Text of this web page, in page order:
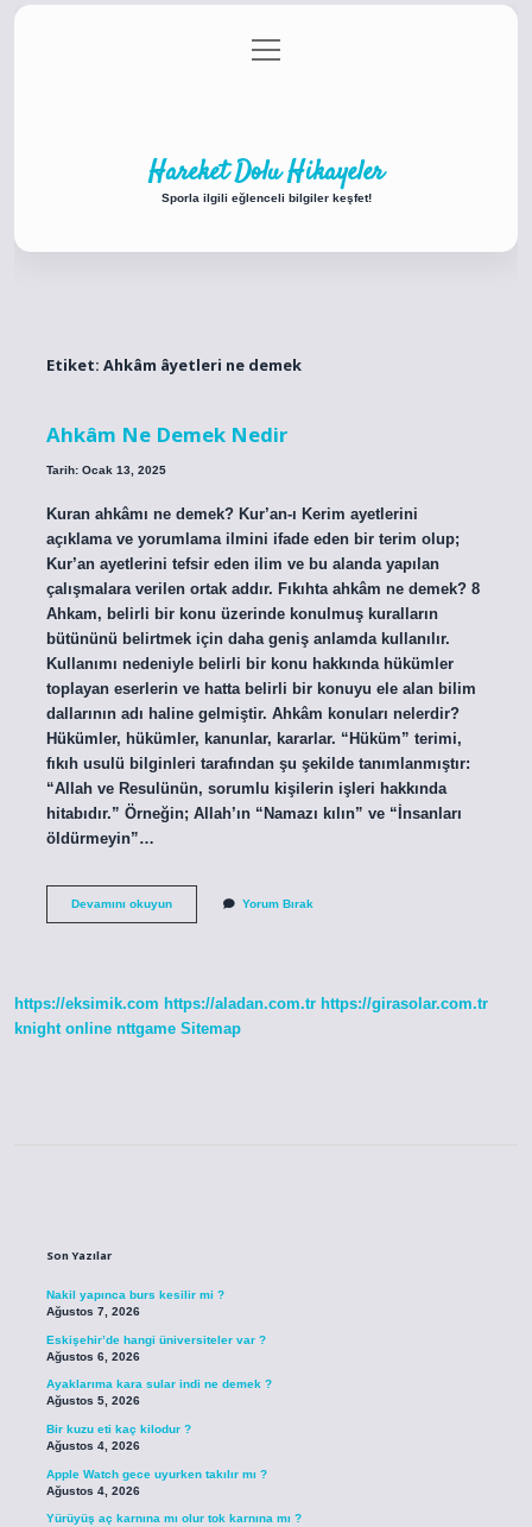
Gizlilik Politikası
menüyü
aç
Hareket Dolu Hikayeler
Sporla ilgili eğlenceli bilgiler keşfet!
Etiket: Ahkâm âyetleri ne demek
Ahkâm Ne Demek Nedir
Tarih: Ocak 13, 2025
Kuran ahkâmı ne demek? Kur’an-ı Kerim ayetlerini
açıklama ve yorumlama ilmini ifade eden bir terim olup;
Kur’an ayetlerini tefsir eden ilim ve bu alanda yapılan
çalışmalara verilen ortak addır. Fıkıhta ahkâm ne demek? 8
Ahkam, belirli bir konu üzerinde konulmuş kuralların
bütününü belirtmek için daha geniş anlamda kullanılır.
Kullanımı nedeniyle belirli bir konu hakkında hükümler
toplayan eserlerin ve hatta belirli bir konuyu ele alan bilim
dallarının adı haline gelmiştir. Ahkâm konuları nelerdir?
Hükümler, hükümler, kanunlar, kararlar. “Hüküm” terimi,
fıkıh usulü bilginleri tarafından şu şekilde tanımlanmıştır:
“Allah ve Resulünün, sorumlu kişilerin işleri hakkında
hitabıdır.” Örneğin; Allah’ın “Namazı kılın” ve “İnsanları
öldürmeyin”…
Devamını okuyunAhkâm
Yorum Bırak
https://eksimik.com https://aladan.com.tr https://girasolar.com.tr
knight online nttgame Sitemap
Son Yazılar
Nakil yapınca burs kesilir mi ?
Ağustos 7, 2026
Eskişehir’de hangi üniversiteler var ?
Ağustos 6, 2026
Ayaklarıma kara sular indi ne demek ?
Ağustos 5, 2026
Bir kuzu eti kaç kilodur ?
Ağustos 4, 2026
Apple Watch gece uyurken takılır mı ?
Ağustos 4, 2026
Yürüyüş aç karnına mı olur tok karnına mı ?